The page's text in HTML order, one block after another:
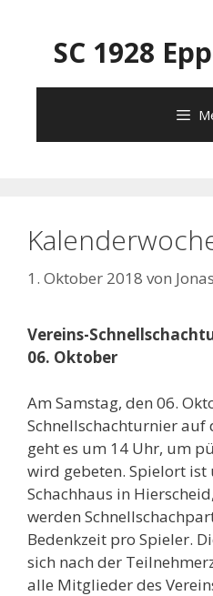
springenSC 1928
1. Oktober 2018 von
Vereins-
06. Oktober
Am Samstag, den 06.
Schnellschachturnier auf
geht es um 14 Uhr, um
wird gebeten. Spielort
Schachhaus in
werden
Bedenkzeit pro Spieler.
sich nach der
alle Mitglieder des